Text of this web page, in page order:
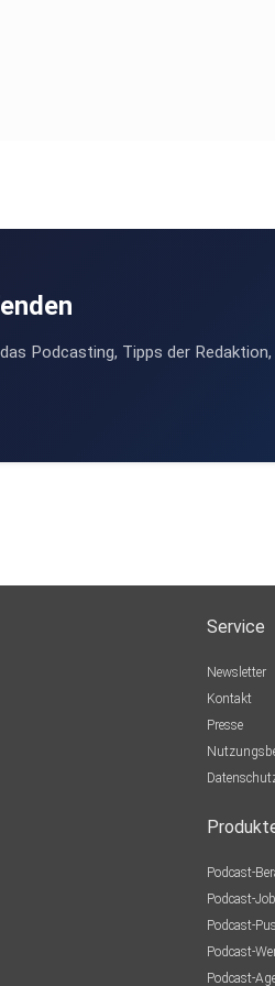
Podcasting, Tipps der
Service
Newsletter
Kontakt
Presse
Podcast-
Podcast-
Podcast-
Podcast-
Podcast-